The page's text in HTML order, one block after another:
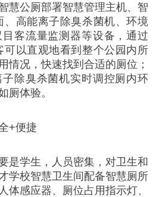
慧公厕部署智慧管理主机、智
高能离子除臭杀菌机、环境
客流量监测器等设备，通过
可以直观地看到整个公园内所
情况，快速找到合适的厕位；
除臭杀菌机实时调控厕内环
厕体验。
+便捷
是学生，人员密集，对卫生和
学校智慧卫生间配备智慧厕所
体感应器、厕位占用指示灯、